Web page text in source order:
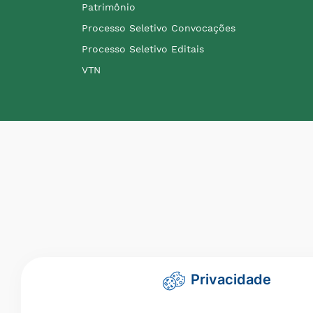
Patrimônio
Processo Seletivo Convocações
Processo Seletivo Editais
VTN
Privacidade